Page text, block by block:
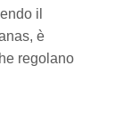
il
è
regolano